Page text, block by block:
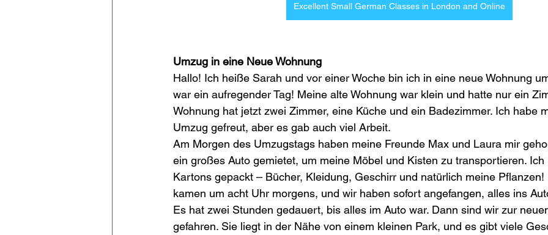
Excellent Small German Classes in London and Online
Umzug in eine Neue Wohnung
Hallo! Ich heiße Sarah und vor einer Woche bin ich in eine neue Wohnung
war ein aufregender Tag! Meine alte Wohnung war klein und hatte nur ein
Wohnung hat jetzt zwei Zimmer, eine Küche und ein Badezimmer. Ich habe
Umzug gefreut, aber es gab auch viel Arbeit.
Am Morgen des Umzugstags haben meine Freunde Max und Laura mir
ein großes Auto gemietet, um meine Möbel und Kisten zu transportieren.
Kartons gepackt – Bücher, Kleidung, Geschirr und natürlich meine
kamen um acht Uhr morgens, und wir haben sofort angefangen, alles ins
Es hat zwei Stunden gedauert, bis alles im Auto war. Dann sind wir zur
gefahren. Sie liegt in der Nähe von einem kleinen Park, und es gibt viele